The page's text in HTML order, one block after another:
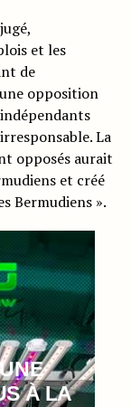
et les
de
opposition
La
opposés aurait
et créé
Bermudiens ».
À LA